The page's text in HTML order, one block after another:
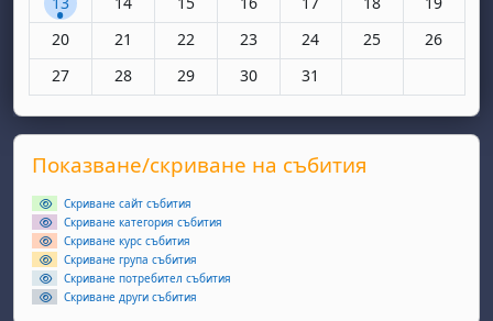
Няма събития, понеделник, 20 октомври
20 Няма събития, вторник, 21 октомври
21 Няма събития, сряда, 22 октомври
22 Няма събития, четвъртък, 23
23 Няма събития, петък, 24
24 Няма събития,
25 Няма
26
Няма събития, понеделник, 27 октомври
27 Няма събития, вторник, 28 октомври
28 Няма събития, сряда, 29 октомври
29 Няма събития, четвъртък, 30
30 Няма събития, петък, 31
31
Supplementary blocks
Прескочи Показване/скриване на събития
Показване/скриване на събития
Скриване сайт събития
Скриване категория събития
Скриване курс събития
Скриване група събития
Скриване потребител събития
Скриване други събития